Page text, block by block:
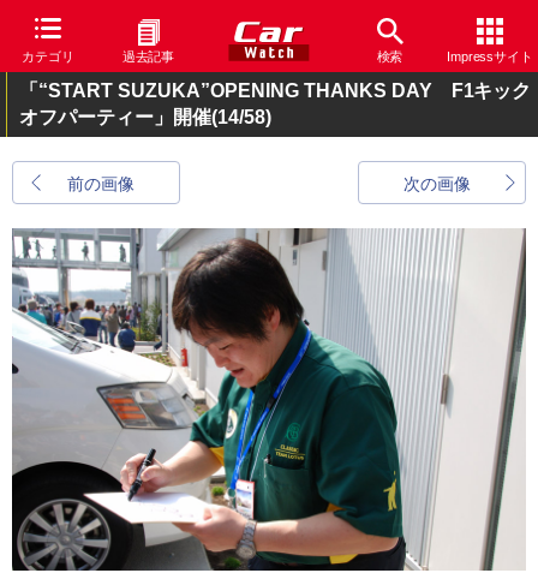
カテゴリ 過去記事 検索 Impressサイト
「“START SUZUKA”OPENING THANKS DAY F1キック
オフパーティー」開催(14/58)
前の画像 次の画像